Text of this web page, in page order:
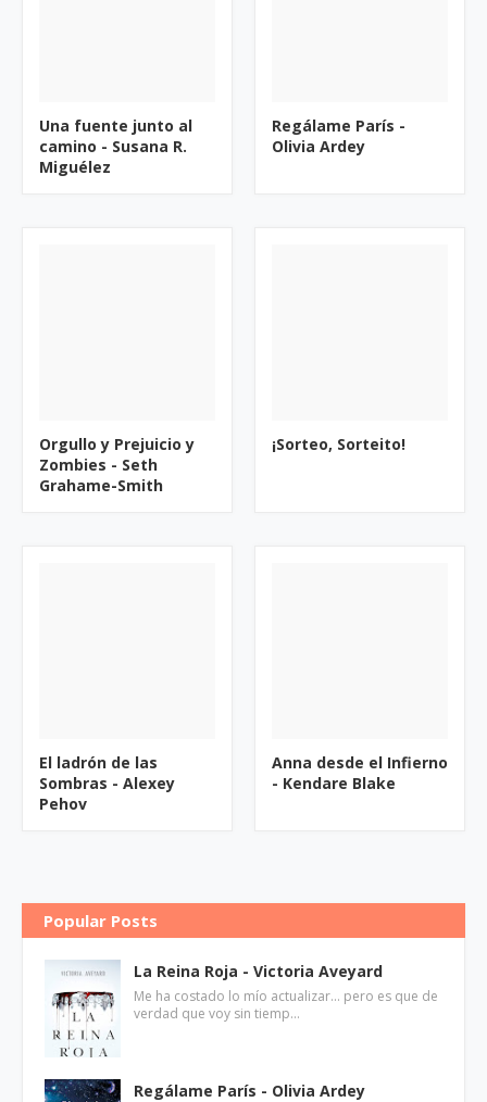
Una fuente junto al
camino - Susana R.
Miguélez
Regálame París -
Olivia Ardey
Orgullo y Prejuicio y
Zombies - Seth
Grahame-Smith
¡Sorteo, Sorteito!
El ladrón de las
Sombras - Alexey
Pehov
Anna desde el Infierno
- Kendare Blake
Popular Posts
La Reina Roja - Victoria Aveyard
Me ha costado lo mío actualizar... pero es que de
verdad que voy sin tiemp…
Regálame París - Olivia Ardey